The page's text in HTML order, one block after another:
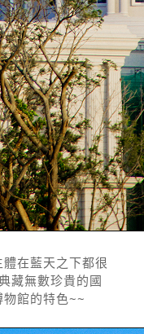
在藍天之下都很
藏無數珍貴的國
館的特色~~